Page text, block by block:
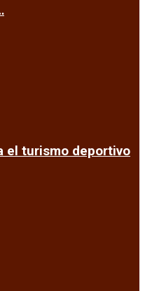
el turismo deportivo